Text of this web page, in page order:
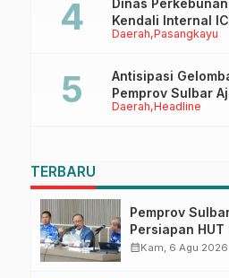
Daerah Pasangkayu
Kendali Internal
Sertifikasi ISPO
Daerah Headline
Antisipasi
Pemprov Sulbar
Ruang Digital
TERBARU
Pemprov
Persiapan HUT
Upacara di
calendar_monthKam, 6 Agu 2026